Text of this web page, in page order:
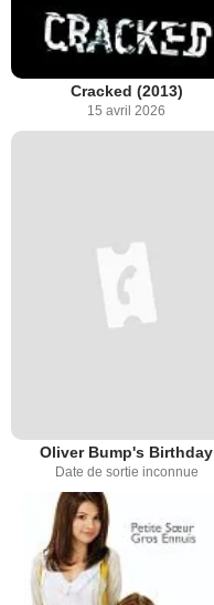
Cracked (2013)
15 avril 2026
Oliver Bump's Birthday
Date de sortie inconnue